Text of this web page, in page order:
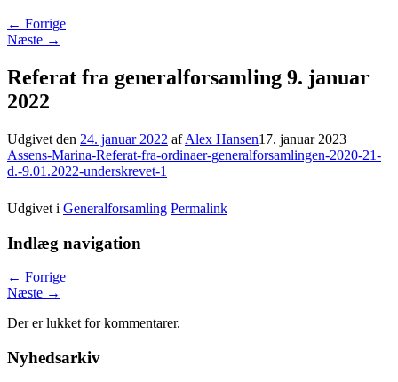
← Forrige
Næste →
Referat fra generalforsamling 9. januar
2022
Udgivet den 24. januar 2022 afAlex Hansen17. januar 2023
Assens-Marina-Referat-fra-ordinaer-generalforsamlingen-2020-21-
d.-9.01.2022-underskrevet-1
Udgivet i Generalforsamling Permalink
Indlæg navigation
← Forrige
Næste →
Der er lukket for kommentarer.
Nyhedsarkiv